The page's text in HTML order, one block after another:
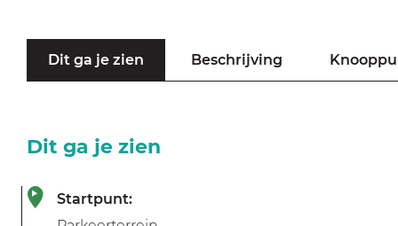
Dit ga je zien Beschrijving
Dit ga je zien
Startpunt: